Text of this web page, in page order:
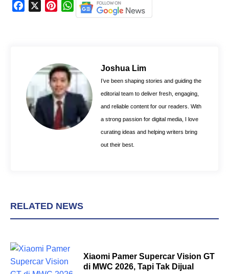
k
r
e
s
t
W
h
A
p
Joshua Lim
I’ve been shaping stories and guiding the
editorial team to deliver fresh, engaging,
and reliable content for our readers. With
a strong passion for digital media, I love
curating ideas and helping writers bring
out their best.
RELATED NEWS
Xiaomi Pamer Supercar Vision GT
di MWC 2026, Tapi Tak Dijual